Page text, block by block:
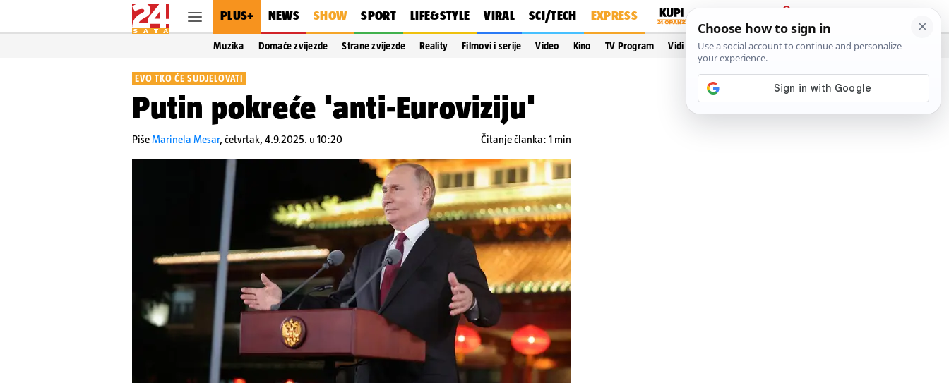
PLUS+ NEWS SHOW SPORT LIFE&STYLE VIRAL SCI/TECH EXPRESS
PRIJAVA
Muzika Domaće zvijezde Strane zvijezde Reality Filmovi i serije Video Kino TV Program Vidi još…
EVO TKO ĆE SUDJELOVATI
Putin pokreće 'anti-Euroviziju'
PišeMarinela Mesar,četvrtak, 4.9.2025. u 10:20 Čitanje članka: 1 min